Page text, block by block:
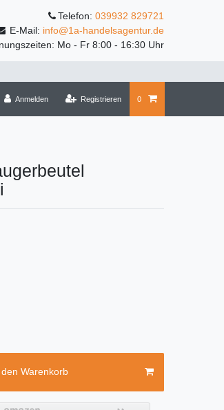
Telefon: 039932 829721
E-Mail: info@1a-handelsagentur.de
Mo - Fr 8:00 - 16:30 Uhr
Anmelden Registrieren 0
den Warenkorb